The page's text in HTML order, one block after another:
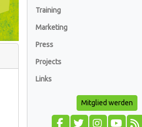
Training
Marketing
Press
Projects
Links
Mitglied werden